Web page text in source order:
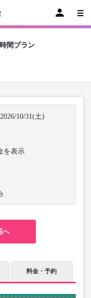
間プラン
10/31(土)
を表示
へ
料金・予約